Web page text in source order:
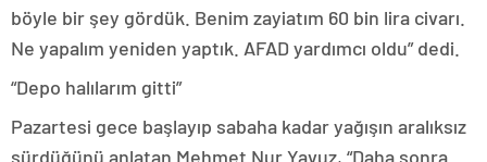
böyle bir şey gördük. Benim zayiatım 60 bin lira civarı.
Ne yapalım yeniden yaptık. AFAD yardımcı oldu” dedi.
“Depo halılarım gitti”
Pazartesi gece başlayıp sabaha kadar yağışın aralıksız
sürdüğünü anlatan Mehmet Nur Yavuz, “Daha sonra